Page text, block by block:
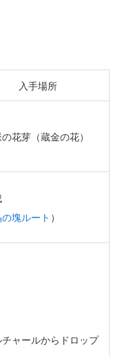
入手場所
の花芽（蔵金の花）
塊ルート ）
チャールからドロップ